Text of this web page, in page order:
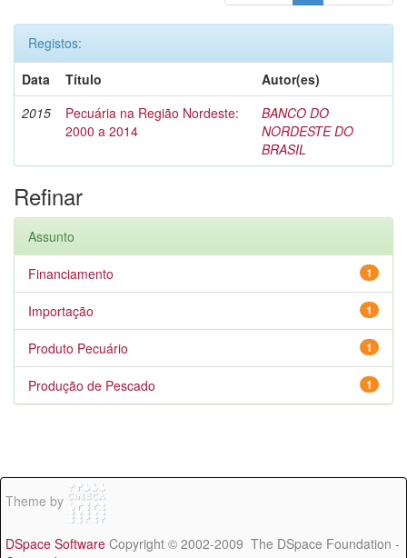
Registos:
Data
Título
Autor(es)
2015
Pecuária na Região Nordeste:
2000 a 2014
BANCO DO
NORDESTE DO
BRASIL
Refinar
Assunto
1
Financiamento
1
Importação
1
Produto Pecuário
1
Produção de Pescado
Theme by
DSpace Software Copyright © 2002-2009 The DSpace Foundation -